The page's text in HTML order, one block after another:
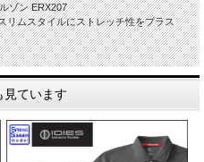
ゾン ERX207
リムスタイルにストレッチ性をプラス
見ています